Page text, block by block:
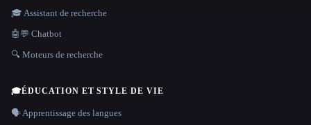
🎓 Assistant de recherche
🤖💬 Chatbot
🔍 Moteurs de recherche
🎓ÉDUCATION ET STYLE DE VIE
🗣️ Apprentissage des langues